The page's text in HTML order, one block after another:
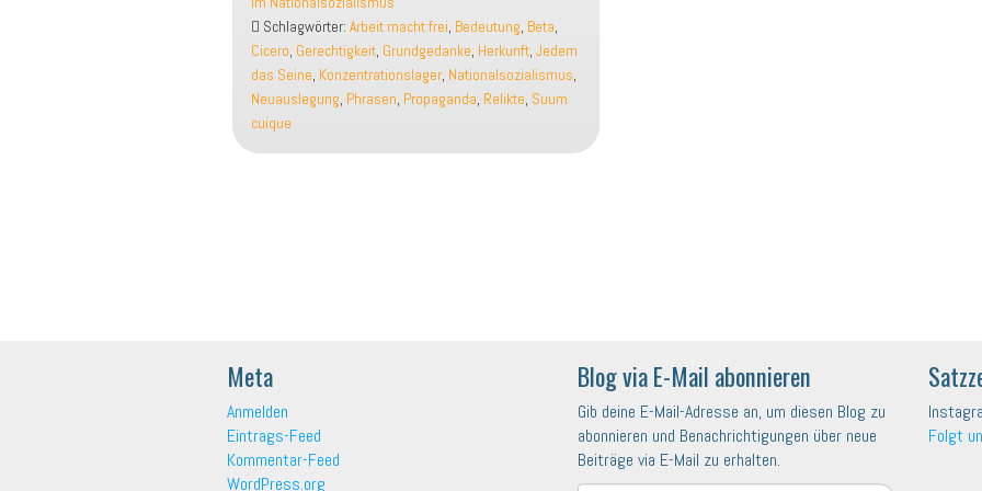
KZ
und
solche,
die
es
sein
sollten!
Schlagwörter: Arbeit macht frei, Bedeutung, Beta,
Cicero, Gerechtigkeit, Grundgedanke, Herkunft, Jedem
das Seine, Konzentrationslager, Nationalsozialismus,
Neuauslegung, Phrasen, Propaganda, Relikte, Suum
cuique
Meta
Anmelden
Eintrags-Feed
Kommentar-Feed
WordPress.org
Blog via E-Mail abonnieren
Gib deine E-Mail-Adresse an, um diesen Blog zu
abonnieren und Benachrichtigungen über neue
Beiträge via E-Mail zu erhalten.
Folgt